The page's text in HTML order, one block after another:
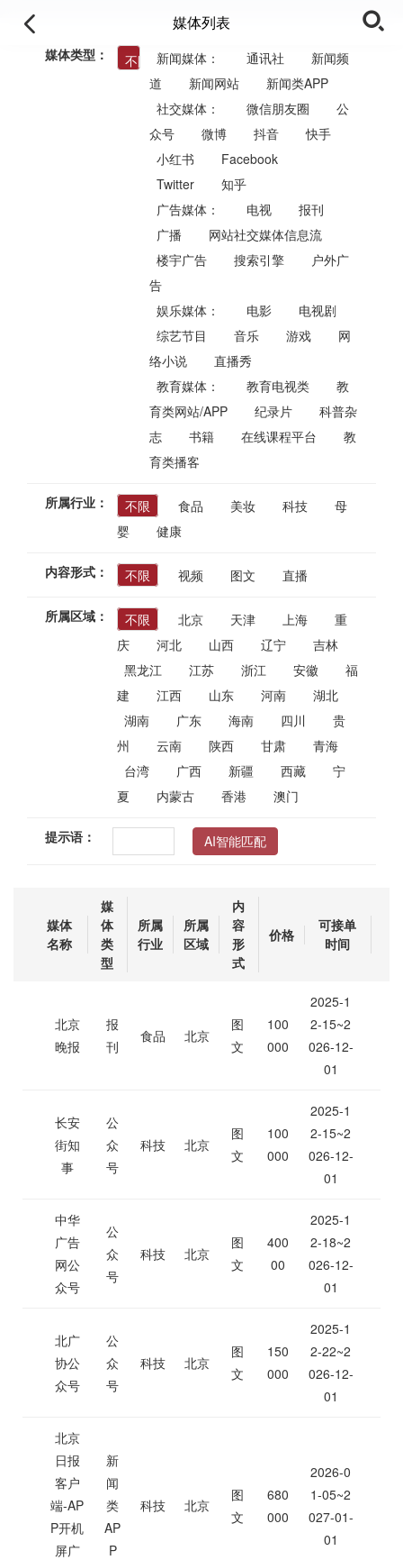
媒体列表
媒体类型： 不限 新闻媒体： 通讯社
新闻频
道
新闻网站
新闻类APP
社交媒体：
微信朋友圈
公
众号
微博 抖音
快手
小红书
Facebook
Twitter
知乎
广告媒体：
电视
报刊
广播
网站社交媒体信息流
楼宇广告
搜索引擎
户外广
告
娱乐媒体：
电影
电视剧
综艺节目
音乐 游戏
网
络小说
直播秀
教育媒体：
教育电视类
教
育类网站/APP
纪录片
科普杂
志
书籍 在线课程平台
教
育类播客
所属行业： 不限 食品 美妆 科技
母
婴
健康
内容形式： 不限 视频 图文 直播
所属区域： 不限 北京 天津 上海
重
庆
河北 山西 辽宁
吉林
黑龙江
江苏 浙江 安徽
福
建
江西 山东 河南
湖北
湖南
广东 海南 四川
贵
州
云南 陕西 甘肃
青海
台湾
广西 新疆 西藏
宁
夏
内蒙古 香港 澳门
提示语： AI智能匹配
媒体
名称
媒
体
类
型
所属
行业
所属
区域
内
容
形
式
价格
可接单
时间
北京
晚报
报
刊
食品 北京
图
文
100
000
2025-1
2-15~2
026-12-
01
长安
街知
事
公
众
号
科技 北京
图
文
100
000
2025-1
2-15~2
026-12-
01
中华
广告
网公
众号
公
众
号
科技 北京
图
文
400
00
2025-1
2-18~2
026-12-
01
北广
协公
众号
公
众
号
科技 北京
图
文
150
000
2025-1
2-22~2
026-12-
01
北京
日报
客户
端-AP
P开机
屏广
新
闻
类
AP
P
科技 北京
图
文
680
000
2026-0
1-05~2
027-01-
01